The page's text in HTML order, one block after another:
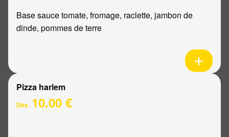
Base sauce tomate, fromage, raclette, jambon de
dinde, pommes de terre
Pizza harlem
Dès 10.00 €